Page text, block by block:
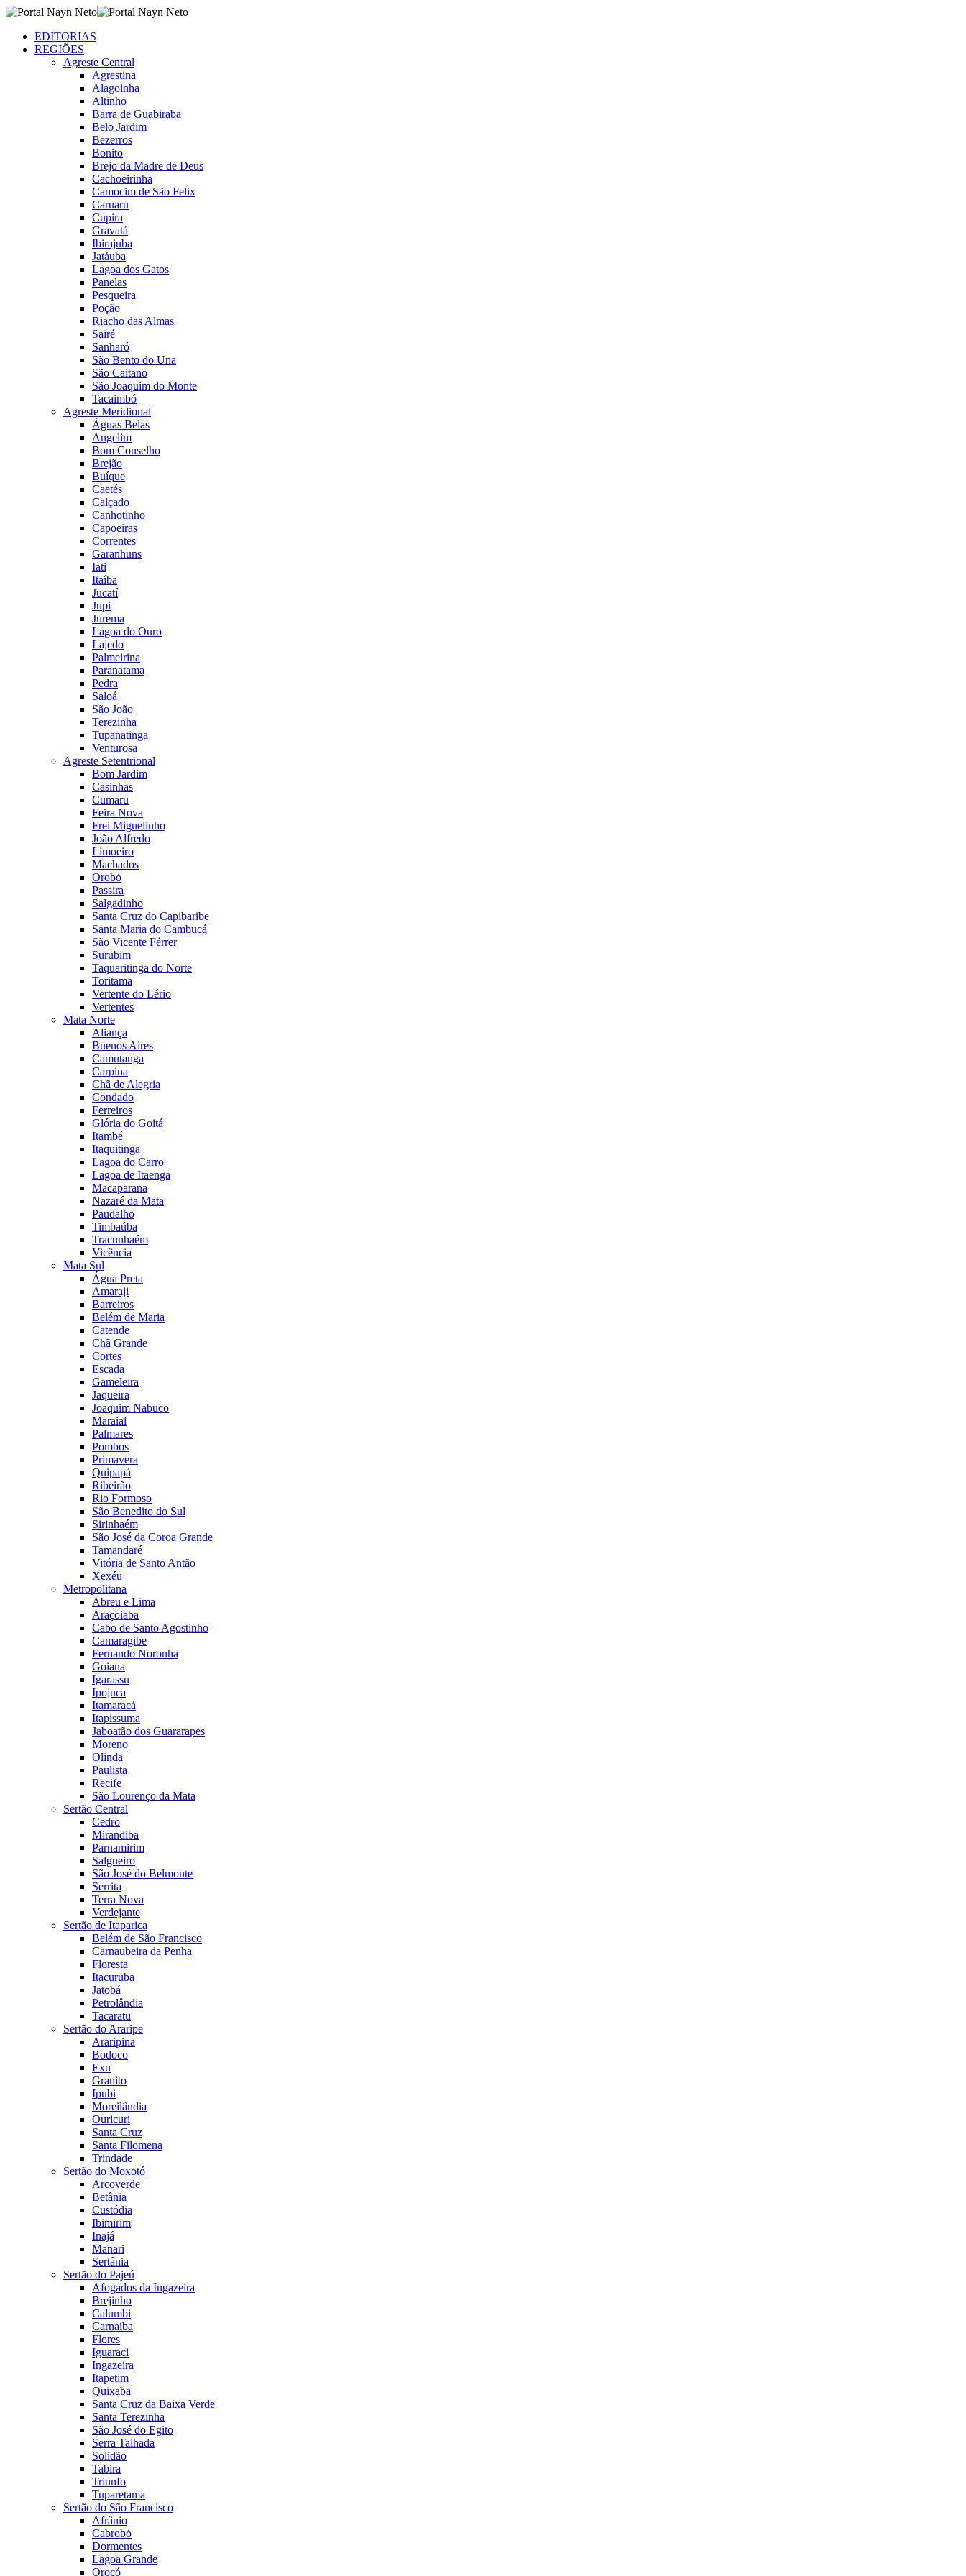
EDITORIAS
REGIÕES
Agreste Central
Agrestina
Alagoinha
Altinho
Barra de Guabiraba
Belo Jardim
Bezerros
Bonito
Brejo da Madre de Deus
Cachoeirinha
Camocim de São Felix
Caruaru
Cupira
Gravatá
Ibirajuba
Jatáuba
Lagoa dos Gatos
Panelas
Pesqueira
Poção
Riacho das Almas
Sairé
Sanharó
São Bento do Una
São Caitano
São Joaquim do Monte
Tacaimbó
Agreste Meridional
Águas Belas
Angelim
Bom Conselho
Brejão
Buíque
Caetés
Calçado
Canhotinho
Capoeiras
Correntes
Garanhuns
Iati
Itaíba
Jucatí
Jupi
Jurema
Lagoa do Ouro
Lajedo
Palmeirina
Paranatama
Pedra
Saloá
São João
Terezinha
Tupanatinga
Venturosa
Agreste Setentrional
Bom Jardim
Casinhas
Cumaru
Feira Nova
Frei Miguelinho
João Alfredo
Limoeiro
Machados
Orobó
Passira
Salgadinho
Santa Cruz do Capibaribe
Santa Maria do Cambucá
São Vicente Férrer
Surubim
Taquaritinga do Norte
Toritama
Vertente do Lério
Vertentes
Mata Norte
Aliança
Buenos Aires
Camutanga
Carpina
Chã de Alegria
Condado
Ferreiros
Glória do Goitá
Itambé
Itaquitinga
Lagoa do Carro
Lagoa de Itaenga
Macaparana
Nazaré da Mata
Paudalho
Timbaúba
Tracunhaém
Vicência
Mata Sul
Água Preta
Amaraji
Barreiros
Belém de Maria
Catende
Chã Grande
Cortes
Escada
Gameleira
Jaqueira
Joaquim Nabuco
Maraial
Palmares
Pombos
Primavera
Quipapá
Ribeirão
Rio Formoso
São Benedito do Sul
Sirinhaém
São José da Coroa Grande
Tamandaré
Vitória de Santo Antão
Xexéu
Metropolitana
Abreu e Lima
Araçoiaba
Cabo de Santo Agostinho
Camaragibe
Fernando Noronha
Goiana
Igarassu
Ipojuca
Itamaracá
Itapissuma
Jaboatão dos Guararapes
Moreno
Olinda
Paulista
Recife
São Lourenço da Mata
Sertão Central
Cedro
Mirandiba
Parnamirim
Salgueiro
São José do Belmonte
Serrita
Terra Nova
Verdejante
Sertão de Itaparica
Belém de São Francisco
Carnaubeira da Penha
Floresta
Itacuruba
Jatobá
Petrolândia
Tacaratu
Sertão do Araripe
Araripina
Bodoco
Exu
Granito
Ipubi
Moreilândia
Ouricuri
Santa Cruz
Santa Filomena
Trindade
Sertão do Moxotó
Arcoverde
Betânia
Custódia
Ibimirim
Inajá
Manari
Sertânia
Sertão do Pajeú
Afogados da Ingazeira
Brejinho
Calumbi
Carnaíba
Flores
Iguaraci
Ingazeira
Itapetim
Quixaba
Santa Cruz da Baixa Verde
Santa Terezinha
São José do Egito
Serra Talhada
Solidão
Tabira
Triunfo
Tuparetama
Sertão do São Francisco
Afrânio
Cabrobó
Dormentes
Lagoa Grande
Orocó